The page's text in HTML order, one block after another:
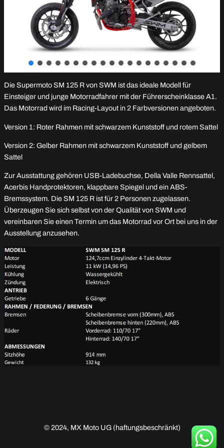
Die Supermoto SM 125 R von SWM ist das ideale Modell für
Einsteiger und junge Motorradfahrer mit der Führerscheinklasse A1.
Das Motorrad wird im Racing-Layout in 2 Farbversionen angeboten.
Version 1: Roter Rahmen mit schwarzem Kunststoff und rotem Sattel
Version 2: Gelber Rahmen mit schwarzem Kunststoff und gelbem
Sattel
Zur Ausstattung gehören USB-Ladebuchse, Della Valle Rennsattel,
Acerbis Handprotektoren, klappbare Spiegel und ein ABS-
Bremssystem. Die SM 125 R ist für 2 Personen zugelassen.
Überzeugen Sie sich selbst von der Qualität von SWM und
vereinbaren Sie einen Termin um das Motorrad vor Ort bei uns in der
Ausstellung anzusehen.
© 2024, MX Moto UG (haftungsbeschränkt)